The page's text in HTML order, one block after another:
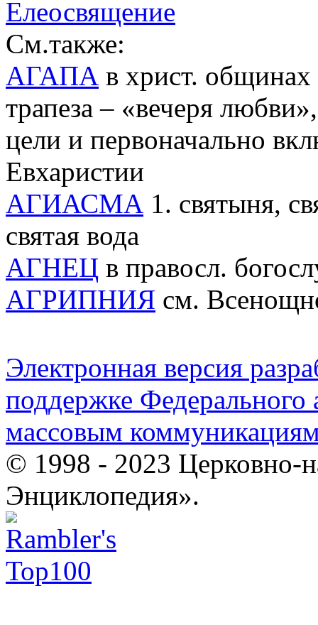
Елеосвящение
См.также:
АГАПА в христ. общинах
трапеза – «вечеря
цели и первоначально
Евхаристии
АГИАСМА 1. святыня,
святая вода
АГНЕЦ в правосл.
АГРИПНИЯ см.
Электронная версия
поддержке Федерального
массовым
© 1998 - 2023 Церковно-
Энциклопедия».